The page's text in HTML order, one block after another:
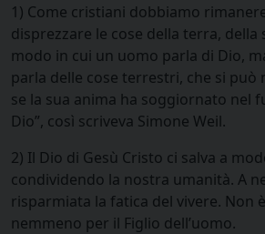
1) Come cristiani dobbiamo
disprezzare le cose della terra, della
modo in cui un uomo parla di Dio,
parla delle cose terrestri, che si può
se la sua anima ha soggiornato nel
Dio”, così scriveva Simone Weil.
2) Il Dio di Gesù Cristo ci salva a
condividendo la nostra umanità. A
risparmiata la fatica del vivere. Non
nemmeno per il Figlio dell’uomo.